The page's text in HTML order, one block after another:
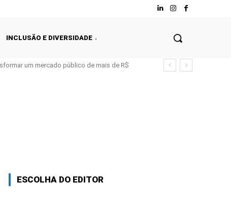
INCLUSÃO E DIVERSIDADE
um mercado público de mais de R$
ESCOLHA DO EDITOR